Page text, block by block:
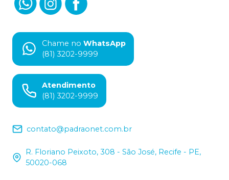
Chame no WhatsApp
(81) 3202-9999
Atendimento
(81) 3202-9999
contato@padraonet.com.br
R. Floriano Peixoto, 308 - São José, Recife - PE,
50020-068